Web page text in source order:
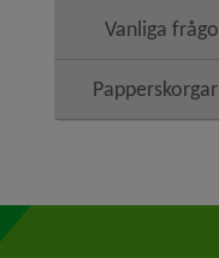
Vanliga